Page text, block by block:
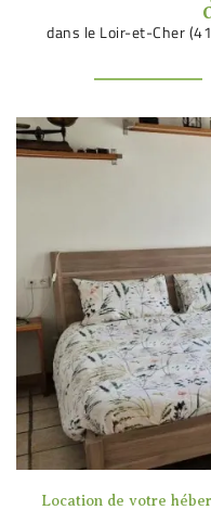
dans le Loir-et-Cher
Location de votre